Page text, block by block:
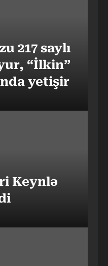
217 saylı
“İlkin”
yetişir
Keynlə